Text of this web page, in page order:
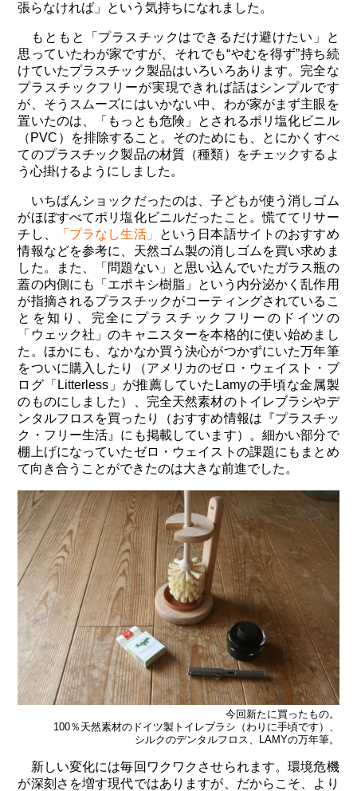
張らなければ」という気持ちになれました。
もともと「プラスチックはできるだけ避けたい」と
思っていたわが家ですが、それでも“やむを得ず”持ち続
けていたプラスチック製品はいろいろあります。完全な
プラスチックフリーが実現できれば話はシンプルです
が、そうスムーズにはいかない中、わが家がまず主眼を
置いたのは、「もっとも危険」とされるポリ塩化ビニル
（PVC）を排除すること。そのためにも、とにかくすべ
てのプラスチック製品の材質（種類）をチェックするよ
う心掛けるようにしました。
いちばんショックだったのは、子どもが使う消しゴム
がほぼすべてポリ塩化ビニルだったこと。慌ててリサー
チし、
「プラなし生活」
という日本語サイトのおすすめ
情報などを参考に、天然ゴム製の消しゴムを買い求めま
した。また、「問題ない」と思い込んでいたガラス瓶の
蓋の内側にも「エポキシ樹脂」という内分泌かく乱作用
が指摘されるプラスチックがコーティングされているこ
とを知り、完全にプラスチックフリーのドイツの
「ウェック社」のキャニスターを本格的に使い始めまし
た。ほかにも、なかなか買う決心がつかずにいた万年筆
をついに購入したり（アメリカのゼロ・ウェイスト・ブ
ログ「Litterless」が推薦していたLamyの手頃な金属製
のものにしました）、完全天然素材のトイレブラシやデ
ンタルフロスを買ったり（おすすめ情報は『プラスチッ
ク・フリー生活』にも掲載しています）。細かい部分で
棚上げになっていたゼロ・ウェイストの課題にもまとめ
て向き合うことができたのは大きな前進でした。
今回新たに買ったもの。
100％天然素材のドイツ製トイレブラシ（わりに手頃です）、
シルクのデンタルフロス、LAMYの万年筆。
新しい変化には毎回ワクワクさせられます。環境危機
が深刻さを増す現代ではありますが、だからこそ、より